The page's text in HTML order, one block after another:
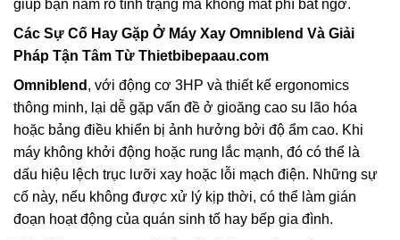
giúp bạn nắm rõ tình trạng mà không mất phí bất ngờ.
Các Sự Cố Hay Gặp Ở Máy Xay Omniblend Và Giải
Pháp Tận Tâm Từ Thietbibepaau.com
Omniblend , với động cơ 3HP và thiết kế ergonomics
thông minh, lại dễ gặp vấn đề ở gioăng cao su lão hóa
hoặc bảng điều khiển bị ảnh hưởng bởi độ ẩm cao. Khi
máy không khởi động hoặc rung lắc mạnh, đó có thể là
dấu hiệu lệch trục lưỡi xay hoặc lỗi mạch điện. Những sự
cố này, nếu không được xử lý kịp thời, có thể làm gián
đoạn hoạt động của quán sinh tố hay bếp gia đình.